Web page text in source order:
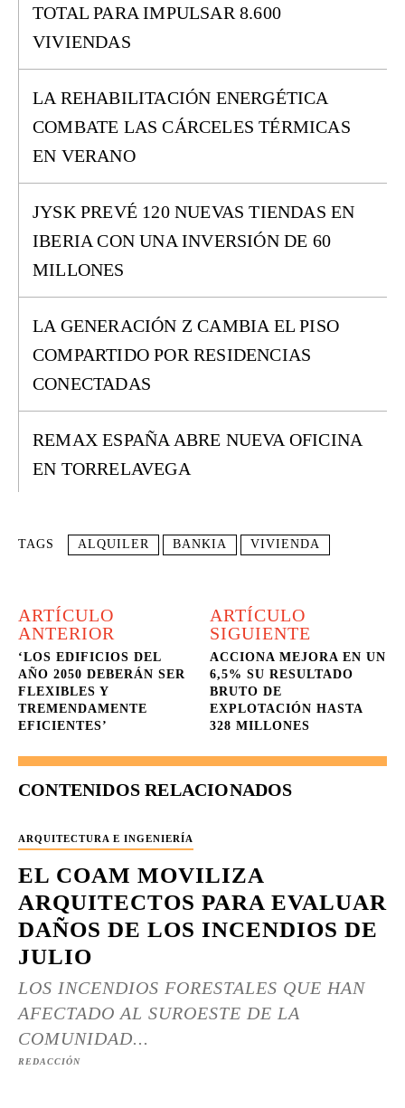
TOTAL PARA IMPULSAR 8.600
VIVIENDAS
LA REHABILITACIÓN ENERGÉTICA
COMBATE LAS CÁRCELES TÉRMICAS
EN VERANO
JYSK PREVÉ 120 NUEVAS TIENDAS EN
IBERIA CON UNA INVERSIÓN DE 60
MILLONES
LA GENERACIÓN Z CAMBIA EL PISO
COMPARTIDO POR RESIDENCIAS
CONECTADAS
REMAX ESPAÑA ABRE NUEVA OFICINA
EN TORRELAVEGA
TAGS ALQUILER BANKIA VIVIENDA
ARTÍCULO
ANTERIOR
‘LOS EDIFICIOS DEL
AÑO 2050 DEBERÁN SER
FLEXIBLES Y
TREMENDAMENTE
EFICIENTES’
ARTÍCULO
SIGUIENTE
ACCIONA MEJORA EN UN
6,5% SU RESULTADO
BRUTO DE
EXPLOTACIÓN HASTA
328 MILLONES
CONTENIDOS RELACIONADOS
ARQUITECTURA E INGENIERÍA
EL COAM MOVILIZA
ARQUITECTOS PARA EVALUAR
DAÑOS DE LOS INCENDIOS DE
JULIO
LOS INCENDIOS FORESTALES QUE HAN
AFECTADO AL SUROESTE DE LA
COMUNIDAD...
REDACCIÓN